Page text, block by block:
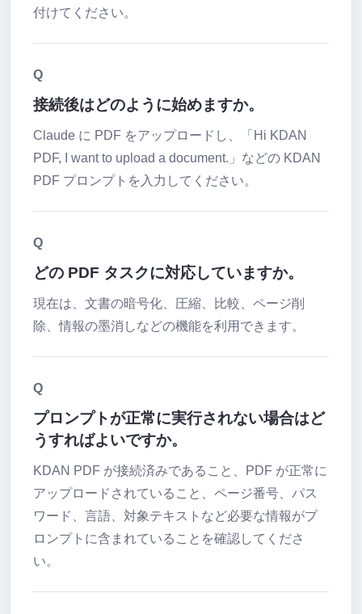
付けてください。
Q
接続後はどのように始めますか。
Claude に PDF をアップロードし、「Hi KDAN
PDF, I want to upload a document.」などの KDAN
PDF プロンプトを入力してください。
Q
どの PDF タスクに対応していますか。
現在は、文書の暗号化、圧縮、比較、ページ削
除、情報の墨消しなどの機能を利用できます。
Q
プロンプトが正常に実行されない場合はど
うすればよいですか。
KDAN PDF が接続済みであること、PDF が正常に
アップロードされていること、ページ番号、パス
ワード、言語、対象テキストなど必要な情報がプ
ロンプトに含まれていることを確認してくださ
い。